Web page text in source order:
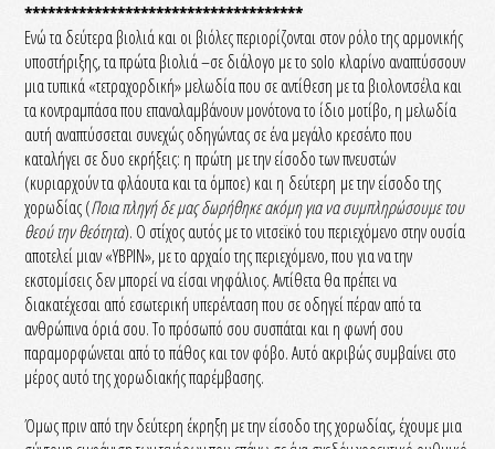
************************************
Ενώ τα δεύτερα βιολιά και οι βιόλες περιορίζονται στον ρόλο της αρμονικής
υποστήριξης, τα πρώτα βιολιά –σε διάλογο με το solo κλαρίνο αναπτύσσουν
μια τυπικά «τετραχορδική» μελωδία που σε αντίθεση με τα βιολοντσέλα και
τα κοντραμπάσα που επαναλαμβάνουν μονότονα το ίδιο μοτίβο, η μελωδία
αυτή αναπτύσσεται συνεχώς οδηγώντας σε ένα μεγάλο κρεσέντο που
καταλήγει σε δυο εκρήξεις: η πρώτη με την είσοδο των πνευστών
(κυριαρχούν τα φλάουτα και τα όμποε) και η δεύτερη με την είσοδο της
χορωδίας (Ποια πληγή δε μας δωρήθηκε ακόμη για να συμπληρώσουμε του
θεού την θεότητα). Ο στίχος αυτός με το νιτσεϊκό του περιεχόμενο στην ουσία
αποτελεί μιαν «ΥΒΡΙΝ», με το αρχαίο της περιεχόμενο, που για να την
εκστομίσεις δεν μπορεί να είσαι νηφάλιος. Αντίθετα θα πρέπει να
διακατέχεσαι από εσωτερική υπερένταση που σε οδηγεί πέραν από τα
ανθρώπινα όριά σου. Το πρόσωπό σου συσπάται και η φωνή σου
παραμορφώνεται από το πάθος και τον φόβο. Αυτό ακριβώς συμβαίνει στο
μέρος αυτό της χορωδιακής παρέμβασης.
Όμως πριν από την δεύτερη έκρηξη με την είσοδο της χορωδίας, έχουμε μια